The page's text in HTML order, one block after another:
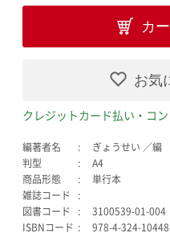
カ
お気
クレジットカード払い・コ
編著者名
ぎょうせい ／編
判型
A4
商品形態
単行本
雑誌コード
図書コード
3100539-01-004
ISBNコード
978-4-324-